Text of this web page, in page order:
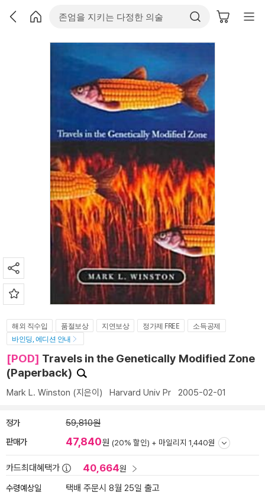
해외 직수입 품절보상 지연보상 정가제 FREE
소득공제
바인딩, 에디션 안내
[POD] Travels in the Genetically Modified Zone
(Paperback)
Mark L. Winston (지은이) Harvard Univ Pr 2005-02-01
정가 59,810원
판매가 47,840원 (20% 할인) + 마일리지 1,440원
카드최대혜택가 40,664원
수령예상일
택배 주문시 8월 25일 출고